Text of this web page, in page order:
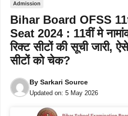
Admission
Bihar Board OFSS
Seat 2024 : 11वीं मे
रिक्ट सीटों की सूची जारी,
सीटों को चेक?
By Sarkari Source
Updated on: 5 May 2026